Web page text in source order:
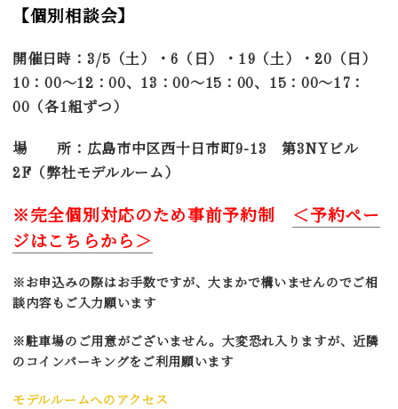
【個別相談会】
開催日時：3/5（土）・6（日）・19（土）・20（日）
10：00～12：00、13：00～15：00、15：00～17：
00（各1組ずつ）
場 所：広島市中区西十日市町9-13 第3NYビル
2F（弊社モデルルーム）
※完全個別対応のため事前予約制
＜予約ペー
ジはこちらから＞
※お申込みの際はお手数ですが、大まかで構いませんのでご相
談内容もご入力願います
※駐車場のご用意がございません。大変恐れ入りますが、近隣
のコインパーキングをご利用願います
モデルルームへのアクセス